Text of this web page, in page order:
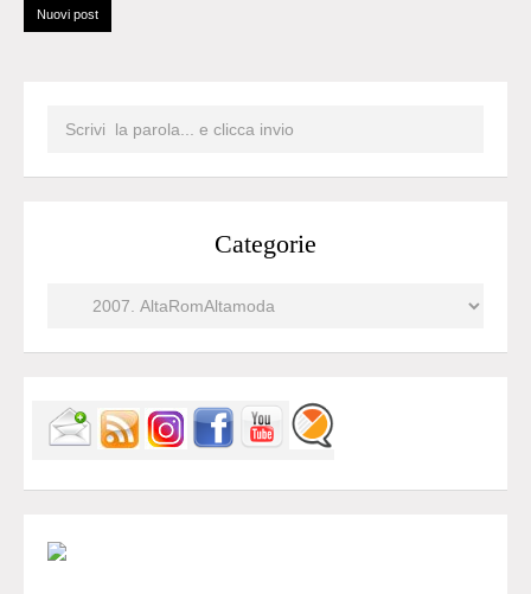
Nuovi post
Categorie